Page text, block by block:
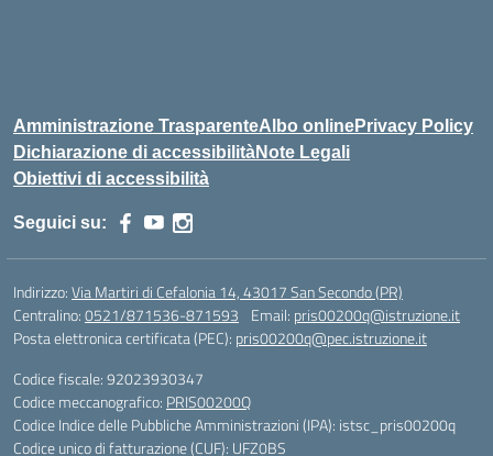
Amministrazione TrasparenteAlbo onlinePrivacy Policy
Dichiarazione di accessibilitàNote Legali
Obiettivi di accessibilità
Seguici su:
Indirizzo:Via Martiri di Cefalonia 14, 43017 San Secondo (PR)
Centralino:0521/871536-871593 Email: pris00200q@istruzione.it
Posta elettronica certificata (PEC): pris00200q@pec.istruzione.it
Codice fiscale: 92023930347
Codice meccanografico: PRIS00200Q
Codice Indice delle Pubbliche Amministrazioni (IPA): istsc_pris00200q
Codice unico di fatturazione (CUF): UFZ0BS